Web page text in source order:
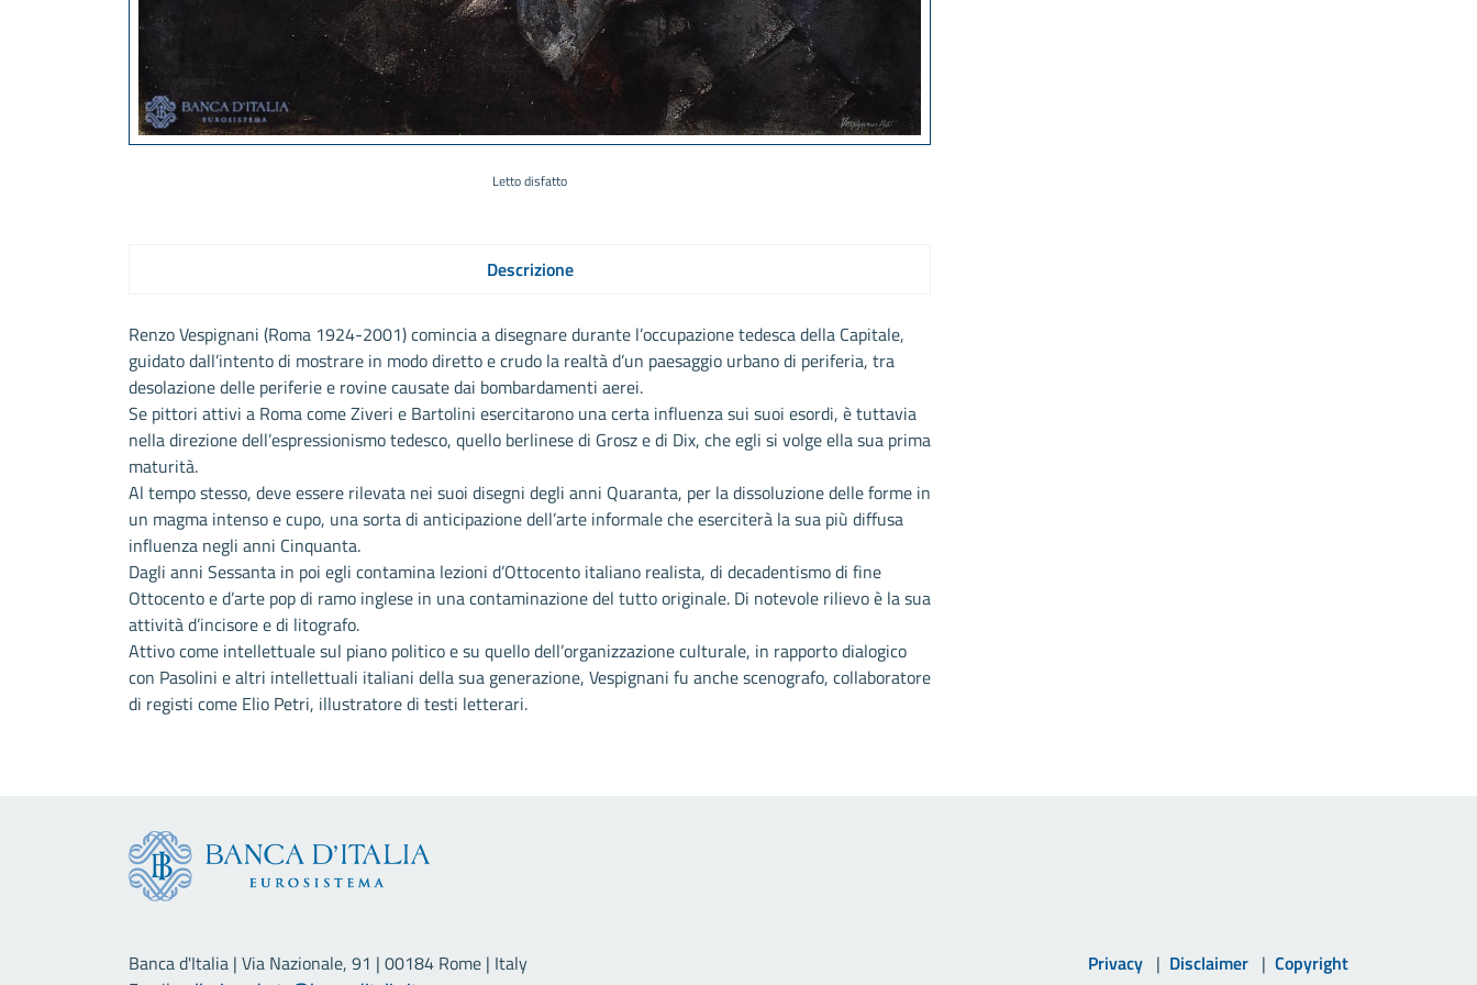
Letto disfatto
Descrizione
Renzo Vespignani (Roma 1924-2001) comincia a disegnare durante l’occupazione tedesca della Capitale,
guidato dall’intento di mostrare in modo diretto e crudo la realtà d’un paesaggio urbano di periferia, tra
desolazione delle periferie e rovine causate dai bombardamenti aerei.
Se pittori attivi a Roma come Ziveri e Bartolini esercitarono una certa influenza sui suoi esordi, è tuttavia
nella direzione dell’espressionismo tedesco, quello berlinese di Grosz e di Dix, che egli si volge ella sua prima
maturità.
Al tempo stesso, deve essere rilevata nei suoi disegni degli anni Quaranta, per la dissoluzione delle forme in
un magma intenso e cupo, una sorta di anticipazione dell’arte informale che eserciterà la sua più diffusa
influenza negli anni Cinquanta.
Dagli anni Sessanta in poi egli contamina lezioni d’Ottocento italiano realista, di decadentismo di fine
Ottocento e d’arte pop di ramo inglese in una contaminazione del tutto originale. Di notevole rilievo è la sua
attività d’incisore e di litografo.
Attivo come intellettuale sul piano politico e su quello dell’organizzazione culturale, in rapporto dialogico
con Pasolini e altri intellettuali italiani della sua generazione, Vespignani fu anche scenografo, collaboratore
di registi come Elio Petri, illustratore di testi letterari.
Banca d'Italia | Via Nazionale, 91 | 00184 Rome | Italy
Privacy Disclaimer Copyright